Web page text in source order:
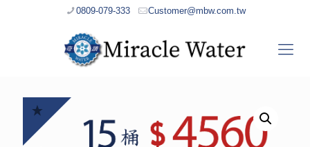
0809-079-333 Customer@mbw.com.tw